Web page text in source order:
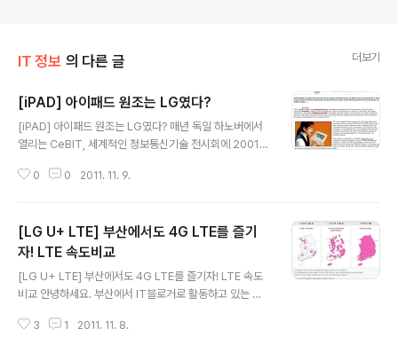
IT 정보 의 다른 글 더보기
[iPAD] 아이패드 원조는 LG였다?
[iPAD] 아이패드 원조는 LG였다? 매년 독일 하노버에서
열리는 CeBIT, 세계적인 정보통신기술 전시회에 2001년
년 LG는 리눅스OS를 탑재한 슬레이트형 태블릿PC를 C
거의 흡사한 무선인터넷 접속과 멀티미디어 영상 재생이
가능한 모델이었습니다. LG가 2001년에 만들었던 아이
패드는 인텔의 206MHz AP칩, 64 SDRAM, 플래시 메
모리카드와 PCMCIA 카드 슬롯이 탑재되어 확장성까지
있던 모델로 통합 웹브라우저, MP3, MPEG4를 재생해주
고 802.11b LAN을 통해 인터넷까지 가능한 당시 혁신적
0 0 2011. 11. 9.
[LG U+ LTE] 부산에서도 4G LTE를 즐기
자! LTE 속도비교
[LG U+ LTE] 부산에서도 4G LTE를 즐기자! LTE 속도
비교 안녕하세요. 부산에서 IT블로거로 활동하고 있는 불
신사에 갔다가 부산은 LTE가 안된다는 얘기에 서울까지
3 1 2011. 11. 8.